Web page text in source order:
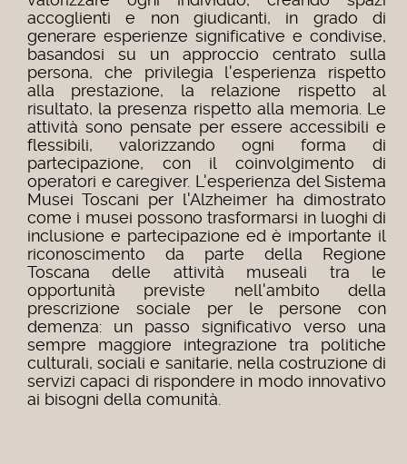
accoglienti e non giudicanti, in grado di
generare esperienze significative e condivise,
basandosi su un approccio centrato sulla
persona, che privilegia l'esperienza rispetto
alla prestazione, la relazione rispetto al
risultato, la presenza rispetto alla memoria. Le
attività sono pensate per essere accessibili e
flessibili, valorizzando ogni forma di
partecipazione, con il coinvolgimento di
operatori e caregiver. L'esperienza del Sistema
Musei Toscani per l'Alzheimer ha dimostrato
come i musei possono trasformarsi in luoghi di
inclusione e partecipazione ed è importante il
riconoscimento da parte della Regione
Toscana delle attività museali tra le
opportunità previste nell'ambito della
prescrizione sociale per le persone con
demenza: un passo significativo verso una
sempre maggiore integrazione tra politiche
culturali, sociali e sanitarie, nella costruzione di
servizi capaci di rispondere in modo innovativo
ai bisogni della comunità.